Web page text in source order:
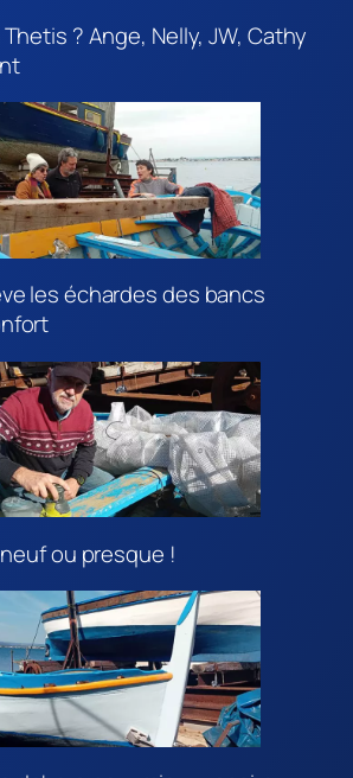
? Ange, Nelly, JW, Cathy
les échardes des bancs
ou presque !